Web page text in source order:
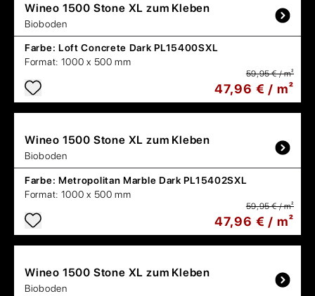
Wineo 1500 Stone XL zum Kleben
Bioboden
Farbe: Loft Concrete Dark PL15400SXL
Format: 1000 x 500 mm
59,95 € / m²
47,96 € / m²
Wineo 1500 Stone XL zum Kleben
Bioboden
Farbe: Metropolitan Marble Dark PL15402SXL
Format: 1000 x 500 mm
59,95 € / m²
47,96 € / m²
Wineo 1500 Stone XL zum Kleben
Bioboden